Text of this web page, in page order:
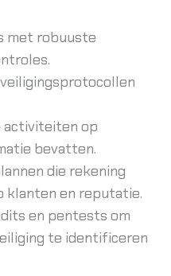
met robuuste
op
bevatten.
die rekening
klanten en reputatie.
en pentests om
te identificeren